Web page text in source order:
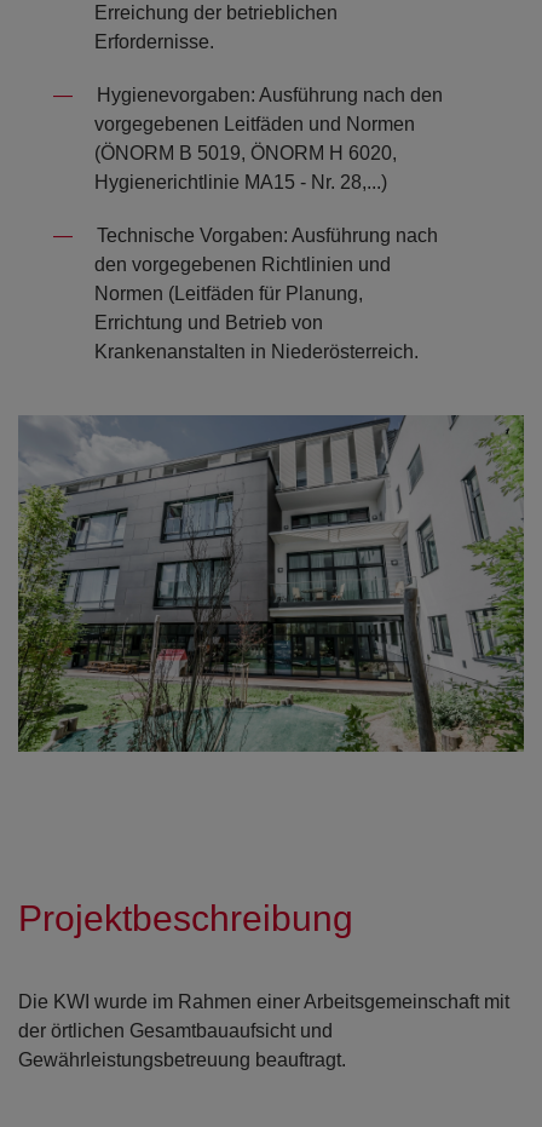
Erreichung der betrieblichen
Erfordernisse.
Hygienevorgaben: Ausführung nach den
vorgegebenen Leitfäden und Normen
(ÖNORM B 5019, ÖNORM H 6020,
Hygienerichtlinie MA15 - Nr. 28,...)
Technische Vorgaben: Ausführung nach
den vorgegebenen Richtlinien und
Normen (Leitfäden für Planung,
Errichtung und Betrieb von
Krankenanstalten in Niederösterreich.
Projektbeschreibung
Die KWI wurde im Rahmen einer Arbeitsgemeinschaft mit
der örtlichen Gesamtbauaufsicht und
Gewährleistungsbetreuung beauftragt.